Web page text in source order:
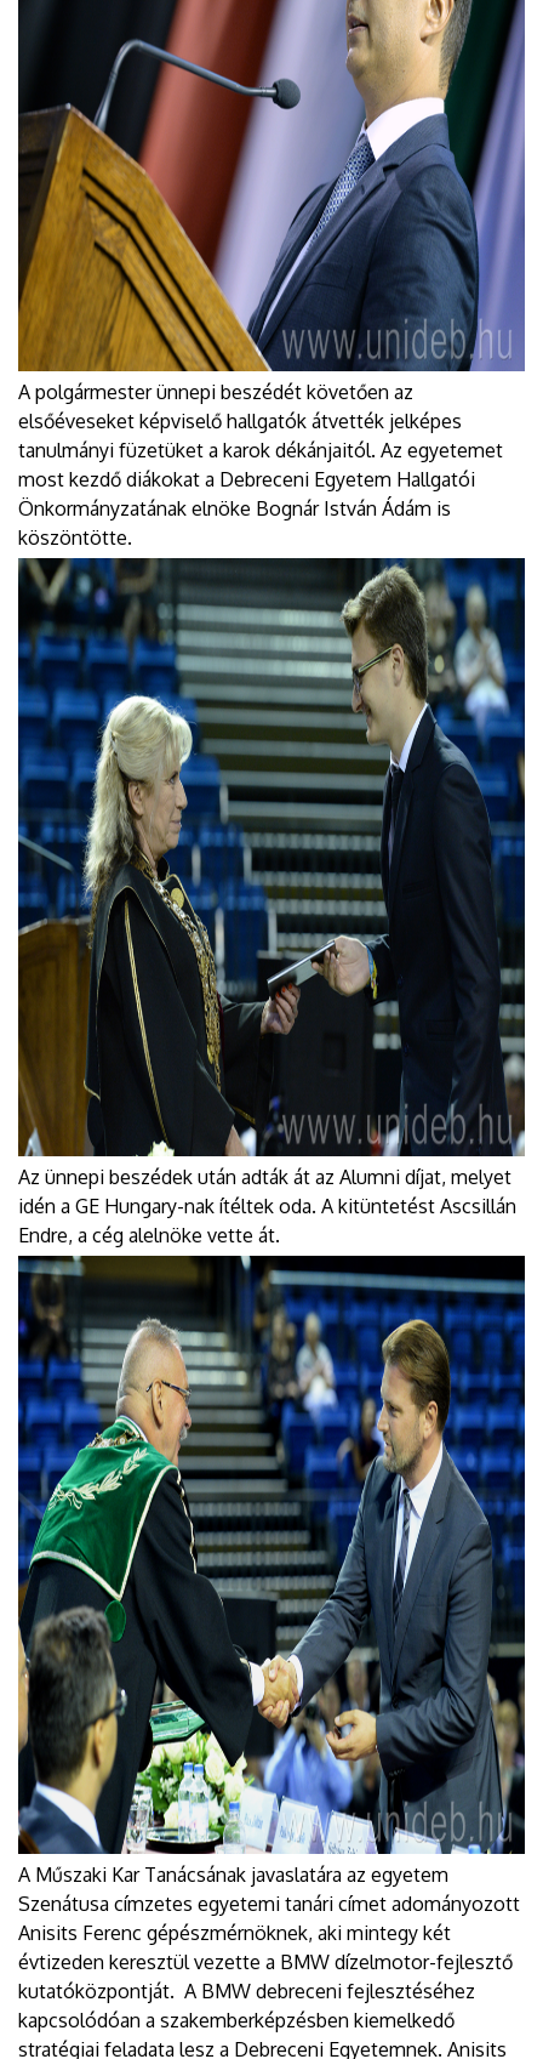
A polgármester ünnepi beszédét követően az
elsőéveseket képviselő hallgatók átvették jelképes
tanulmányi füzetüket a karok dékánjaitól. Az egyetemet
most kezdő diákokat a Debreceni Egyetem Hallgatói
Önkormányzatának elnöke Bognár István Ádám is
köszöntötte.
Az ünnepi beszédek után adták át az Alumni díjat, melyet
idén a GE Hungary-nak ítéltek oda. A kitüntetést Ascsillán
Endre, a cég alelnöke vette át.
A Műszaki Kar Tanácsának javaslatára az egyetem
Szenátusa címzetes egyetemi tanári címet adományozott
Anisits Ferenc gépészmérnöknek, aki mintegy két
évtizeden keresztül vezette a BMW dízelmotor-fejlesztő
kutatóközpontját. A BMW debreceni fejlesztéséhez
kapcsolódóan a szakemberképzésben kiemelkedő
stratégiai feladata lesz a Debreceni Egyetemnek. Anisits